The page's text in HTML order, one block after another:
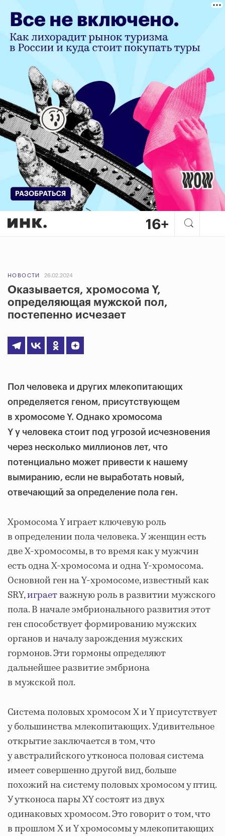
НОВОСТИ 26.02.2024
Оказывается, хромосома Y,
определяющая мужской пол,
постепенно исчезает
Пол человека и других млекопитающих
определяется геном, присутствующем
в хромосоме Y. Однако хромосома
Y у человека стоит под угрозой исчезновения
через несколько миллионов лет, что
потенциально может привести к нашему
вымиранию, если не выработать новый,
отвечающий за определение пола ген.
Хромосома Y играет ключевую роль
в определении пола человека. У женщин есть
две X-хромосомы, в то время как у мужчин
есть одна X-хромосома и одна Y-хромосома.
Основной ген на Y-хромосоме, известный как
SRY,играетважную роль в развитии мужского
пола. В начале эмбрионального развития этот
ген способствует формированию мужских
органов и началу зарождения мужских
гормонов. Эти гормоны определяют
дальнейшее развитие эмбриона
в мужской пол.
Система половых хромосом X и Y присутствует
у большинства млекопитающих. Удивительное
открытие заключается в том, что
у австралийского утконоса половая система
имеет совершенно другой вид, больше
похожий на систему половых хромосом у птиц.
У утконоса пары XY состоят из двух
одинаковых хромосом. Это говорит о том, что
в прошлом X и Y хромосомы у млекопитающих